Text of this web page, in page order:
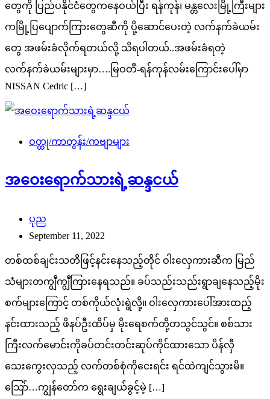
တွေကို ပြည်ပနိုင်ငံတွေကနေဝယ်ပြီး ရန်ကုန်၊ မန္တလေးမြို့ကြီးများ
ကမြို့ပြပျောက်ကြားတွေဆီကို ပို့ဆောင်ပေးတဲ့ လက်နက်ခဲယမ်း
တွေ အဖမ်းခံလိုက်ရတယ်လို့ သိရပါတယ်..အဖမ်းခံရတဲ့
လက်နက်ခဲယမ်းများမှာ….မြဝတီ-ရန်ကုန်လမ်းကြောင်းပေါ်မှာ
NISSAN Cedric […]
ဝတ္ထု/ကာတွန်း/ကဗျာများ
အဝေးရောက်သားရဲ့ဆန္ဒငယ်
ပုည
September 11, 2022
တစ်ထစ်ချင်းသတိဖြင့်နင်းနေသည့်တိုင် ဝါးလှေကားဆီက မြည်
သံများတကျွီကျွီကြားနေရသည်။ ခပ်သည်းသည်းရွာချနေသည့်မိုး
စက်များကြောင့် တစ်ကိုယ်လုံးရွဲလို့။ ဝါးလှေကားပေါ်အားထည့်
နင်းထားသည့် ဖိနပ်ဦးထိပ်မှ မိုးရေစက်တို့တသွင်သွင်။ စစ်သား
ကြီးလက်မောင်းကိုခပ်တင်းတင်းဆုပ်ကိုင်ထားသော ပိန်လှီ
သေးကွေးလှသည့် လက်တစ်စုံကိုငေးရင်း ရင်ထဲကျင်သွားမိ။
သြော်…ကျွန်တော်က ရွေးချယ်ခွင့်မဲ့ […]